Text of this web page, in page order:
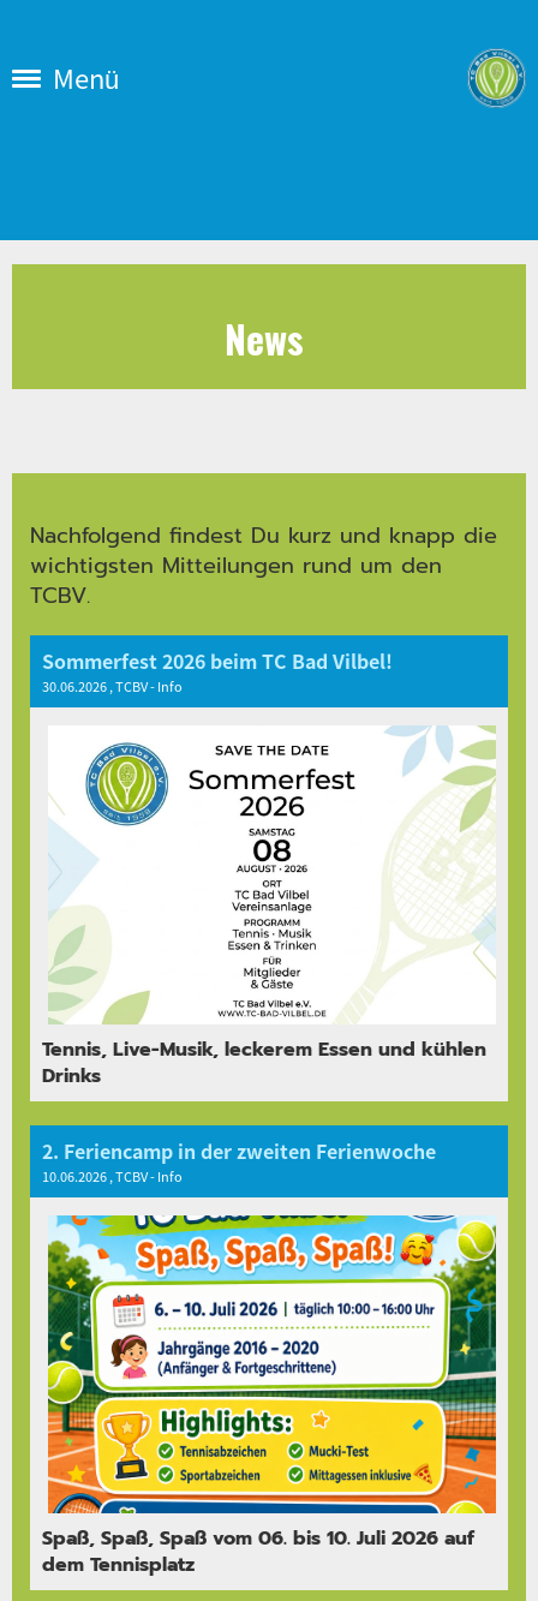
Menü
News
Nachfolgend findest Du kurz und knapp die
wichtigsten Mitteilungen rund um den
TCBV.
Sommerfest 2026 beim TC Bad Vilbel!
30.06.2026, TCBV - Info
Tennis, Live-Musik, leckerem Essen und kühlen
Drinks
2. Feriencamp in der zweiten Ferienwoche
10.06.2026, TCBV - Info
Spaß, Spaß, Spaß vom 06. bis 10. Juli 2026 auf
dem Tennisplatz